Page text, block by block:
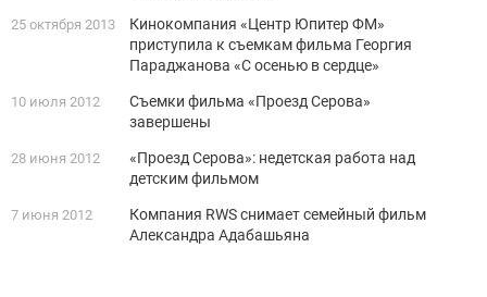
25 октября 2013
Кинокомпания «Центр Юпитер ФМ»
приступила к съемкам фильма Георгия
Параджанова «С осенью в сердце»
10 июля 2012
Съемки фильма «Проезд Серова»
завершены
28 июня 2012
«Проезд Серова»: недетская работа над
детским фильмом
7 июня 2012
Компания RWS снимает семейный фильм
Александра Адабашьяна